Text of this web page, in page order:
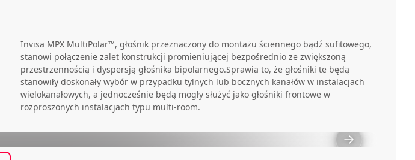
Invisa MPX MultiPolar™, głośnik przeznaczony do montażu ściennego bądź sufitowego,
stanowi połączenie zalet konstrukcji promieniującej bezpośrednio ze zwiększoną
przestrzennością i dyspersją głośnika bipolarnego.Sprawia to, że głośniki te będą
stanowiły doskonały wybór w przypadku tylnych lub bocznych kanałów w instalacjach
wielokanałowych, a jednocześnie będą mogły służyć jako głośniki frontowe w
rozproszonych instalacjach typu multi-room.